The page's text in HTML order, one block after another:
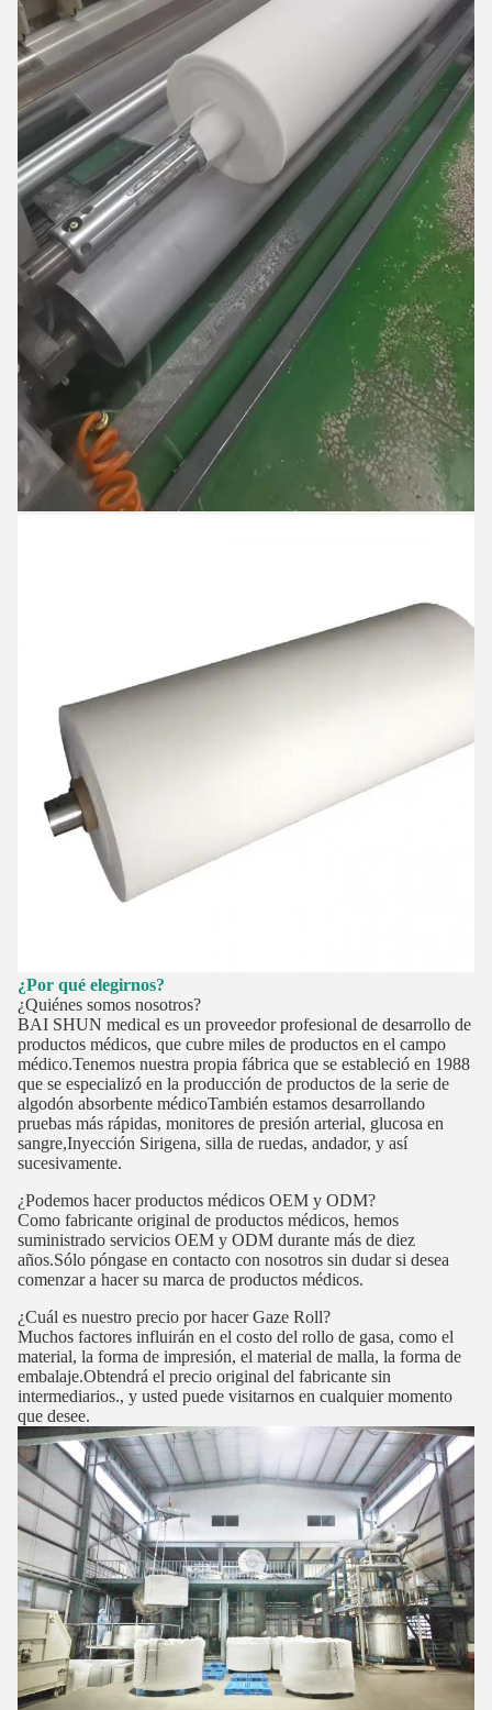
¿Por qué elegirnos?
¿Quiénes somos nosotros?
BAI SHUN medical es un proveedor profesional de desarrollo de
productos médicos, que cubre miles de productos en el campo
médico.Tenemos nuestra propia fábrica que se estableció en 1988
que se especializó en la producción de productos de la serie de
algodón absorbente médicoTambién estamos desarrollando
pruebas más rápidas, monitores de presión arterial, glucosa en
sangre,Inyección Sirigena, silla de ruedas, andador, y así
sucesivamente.
¿Podemos hacer productos médicos OEM y ODM?
Como fabricante original de productos médicos, hemos
suministrado servicios OEM y ODM durante más de diez
años.Sólo póngase en contacto con nosotros sin dudar si desea
comenzar a hacer su marca de productos médicos.
¿Cuál es nuestro precio por hacer Gaze Roll?
Muchos factores influirán en el costo del rollo de gasa, como el
material, la forma de impresión, el material de malla, la forma de
embalaje.Obtendrá el precio original del fabricante sin
intermediarios., y usted puede visitarnos en cualquier momento
que desee.